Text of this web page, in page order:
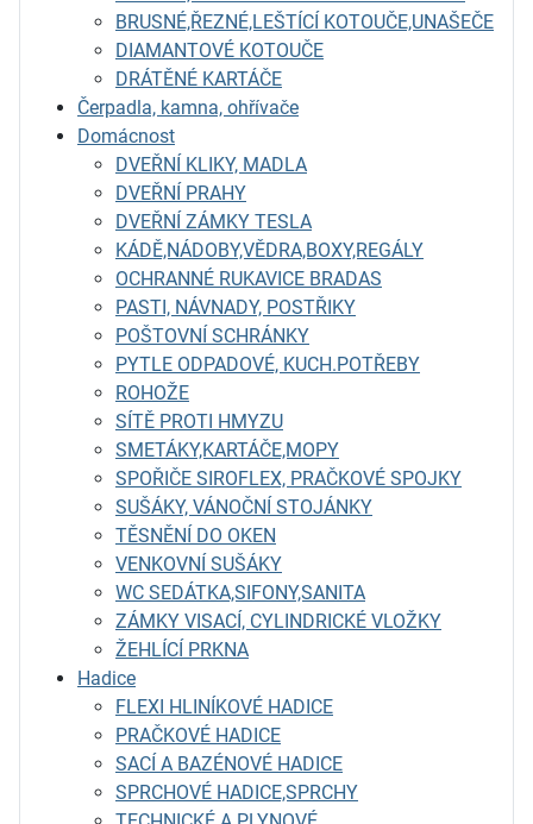
BRUSNÉ,ŘEZNÉ,LEŠTÍCÍ KOTOUČE,UNAŠEČE
DIAMANTOVÉ KOTOUČE
DRÁTĚNÉ KARTÁČE
Čerpadla, kamna, ohřívače
Domácnost
DVEŘNÍ KLIKY, MADLA
DVEŘNÍ PRAHY
DVEŘNÍ ZÁMKY TESLA
KÁDĚ,NÁDOBY,VĚDRA,BOXY,REGÁLY
OCHRANNÉ RUKAVICE BRADAS
PASTI, NÁVNADY, POSTŘIKY
POŠTOVNÍ SCHRÁNKY
PYTLE ODPADOVÉ, KUCH.POTŘEBY
ROHOŽE
SÍTĚ PROTI HMYZU
SMETÁKY,KARTÁČE,MOPY
SPOŘIČE SIROFLEX, PRAČKOVÉ SPOJKY
SUŠÁKY, VÁNOČNÍ STOJÁNKY
TĚSNĚNÍ DO OKEN
VENKOVNÍ SUŠÁKY
WC SEDÁTKA,SIFONY,SANITA
ZÁMKY VISACÍ, CYLINDRICKÉ VLOŽKY
ŽEHLÍCÍ PRKNA
Hadice
FLEXI HLINÍKOVÉ HADICE
PRAČKOVÉ HADICE
SACÍ A BAZÉNOVÉ HADICE
SPRCHOVÉ HADICE,SPRCHY